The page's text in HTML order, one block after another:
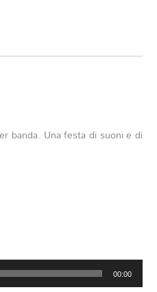
banda. Una festa di suoni e di
00:00